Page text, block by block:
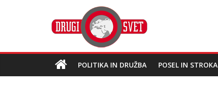
POLITIKA IN DRUŽBA POSEL IN STROKA